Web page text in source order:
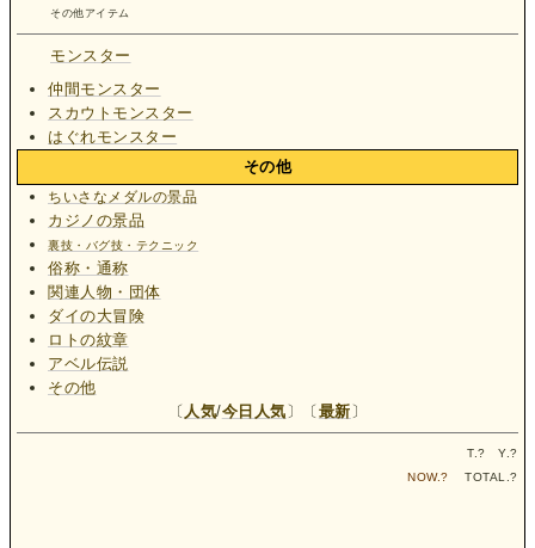
その他アイテム
モンスター
仲間モンスター
スカウトモンスター
はぐれモンスター
その他
ちいさなメダルの景品
カジノの景品
裏技・バグ技・テクニック
俗称・通称
関連人物・団体
ダイの大冒険
ロトの紋章
アベル伝説
その他
〔 人気/今日人気 〕〔 最新 〕
T.? Y.?
NOW.? TOTAL.?